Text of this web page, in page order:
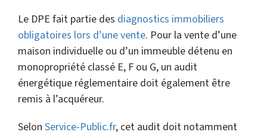
Le DPE fait partie des diagnostics immobiliers
obligatoires lors d’une vente. Pour la vente d’une
maison individuelle ou d’un immeuble détenu en
monopropriété classé E, F ou G, un audit
énergétique réglementaire doit également être
remis à l’acquéreur.
Selon Service-Public.fr, cet audit doit notamment